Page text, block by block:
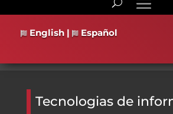
English |
Español
Tecnologias de